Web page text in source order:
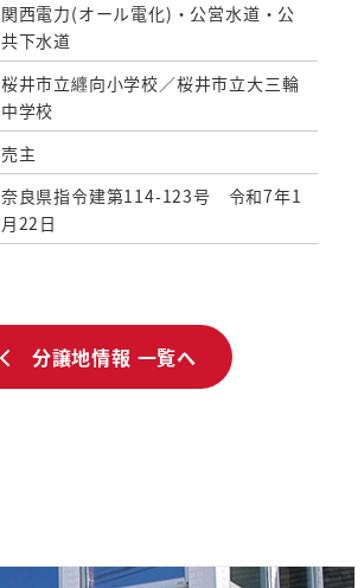
関西電力(オール電化)・公営水道・公
共下水道
桜井市立纒向小学校／桜井市立大三輪
中学校
売主
奈良県指令建第114-123号 令和7年1
月22日
分譲地情報 一覧へ